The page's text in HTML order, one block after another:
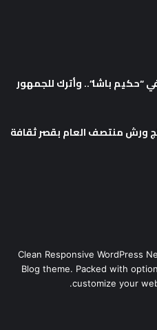
“حكيم باشا”.. وأترك للجمهور
ورش منتصف العام بقصر ثقافة
Clean Responsive WordPress
Blog theme. Packed with
customize your